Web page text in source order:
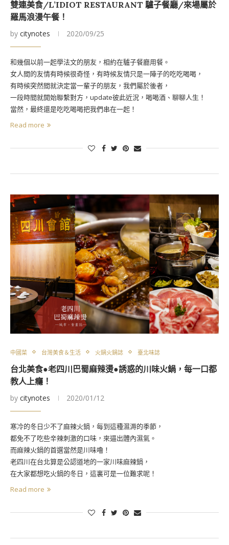
雙連美食/L’IDIOT RESTAURANT 驢子餐廳/來場屬於
羅馬浪漫午餐！
by citynotes 2020/09/25
和幾個以前一起學法文的朋友，相約在驢子餐廳用餐。
女人間的友情有時候很奇怪，有時候友情只是一陣子的吃吃喝喝，
有時候突然間就決定當一輩子的朋友，我們屬於後者，
一段時間就開始聯繫對方，update彼此近況，喝喝酒、聊聊人生！
當然，最終還是吃吃喝喝把我們串在一起！
Read more
中國菜 台灣美食＆生活 火鍋火鍋誌 臺北味誌
台北美食●老四川巴蜀麻辣燙●誘惑的川味火鍋，每一口都
教人上癮！
by citynotes 2020/01/12
寒冷的冬日少不了麻辣火鍋，每到這種濕溽的季節，
都免不了吃些辛辣刺激的口味，來逼出體內濕氣。
而麻辣火鍋的首選當然是川味嚕！
老四川在台北算是公認道地的一家川味麻辣鍋，
在大家都想吃火鍋的冬日，這裏可是一位難求呢！
Read more